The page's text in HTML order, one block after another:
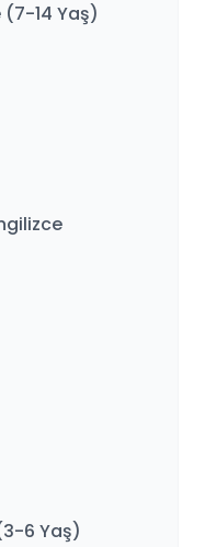
14 Yaş)
6 Yaş)